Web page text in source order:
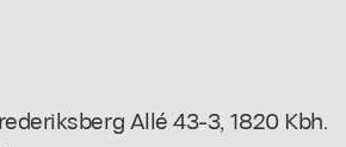
Allé 43-3, 1820 Kbh.